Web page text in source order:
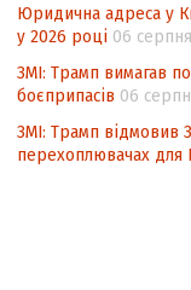
Юридична адреса у
у 2026 році 06 серпня
ЗМІ: Трамп вимагав
боєприпасів 06
ЗМІ: Трамп відмовив
перехоплювачах для